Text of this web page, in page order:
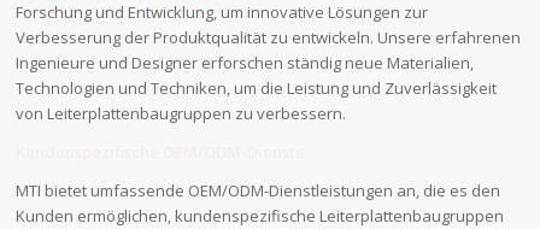
Forschung und Entwicklung, um innovative Lösungen zur
Verbesserung der Produktqualität zu entwickeln. Unsere erfahrenen
Ingenieure und Designer erforschen ständig neue Materialien,
Technologien und Techniken, um die Leistung und Zuverlässigkeit
von Leiterplattenbaugruppen zu verbessern.
MTI bietet umfassende OEM/ODM-Dienstleistungen an, die es den
Kunden ermöglichen, kundenspezifische Leiterplattenbaugruppen